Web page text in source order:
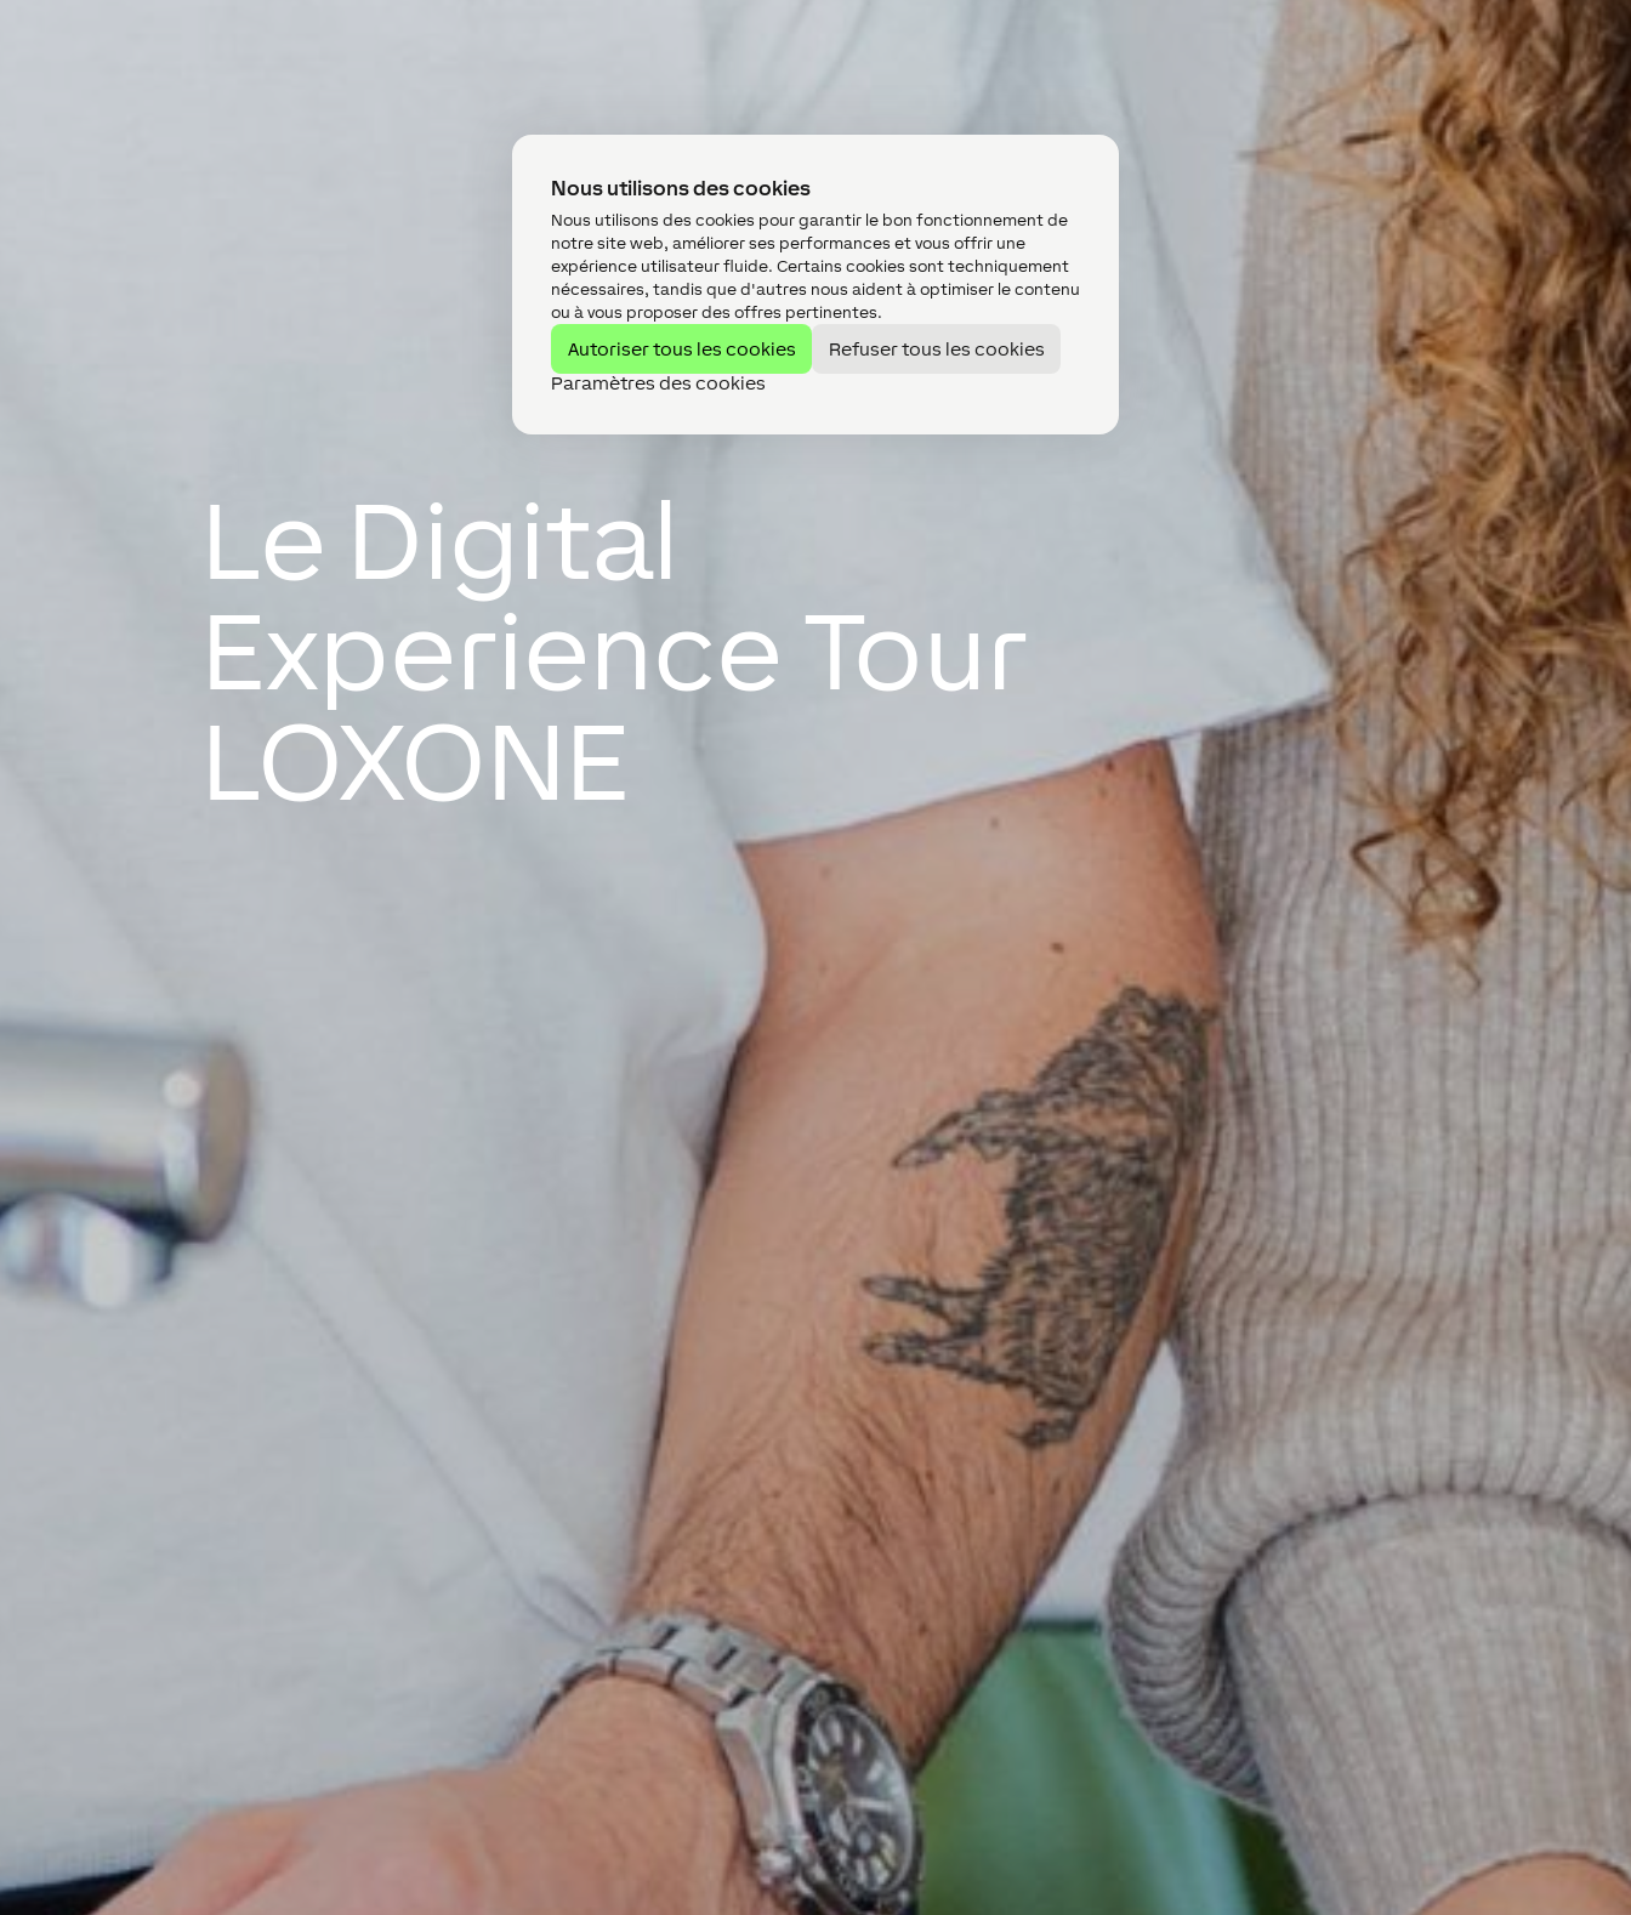
Nous utilisons des cookies
Nous utilisons des cookies pour garantir le bon fonctionnement de
notre site web, améliorer ses performances et vous offrir une
expérience utilisateur fluide. Certains cookies sont techniquement
nécessaires, tandis que d'autres nous aident à optimiser le contenu
ou à vous proposer des offres pertinentes.
Autoriser tous les cookies
Refuser tous les cookies
Paramètres des cookies
Le Digital
Experience Tour
LOXONE